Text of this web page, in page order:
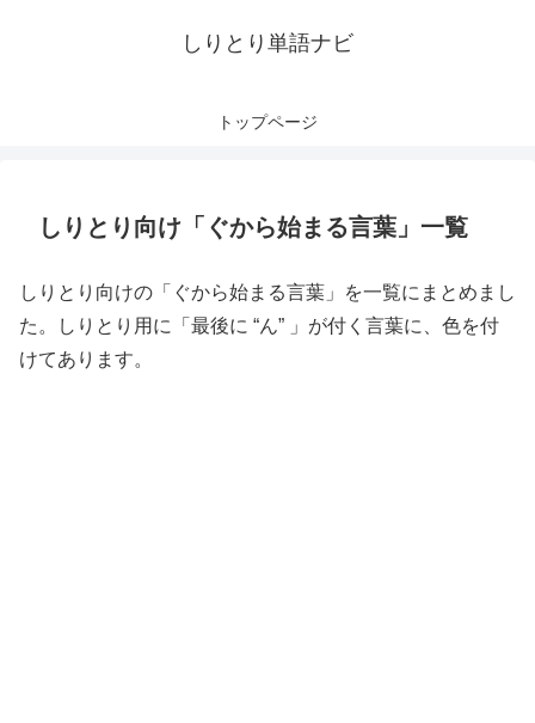
しりとり単語ナビ
トップページ
しりとり向け「ぐから始まる言葉」一覧
しりとり向けの「ぐから始まる言葉」を一覧にまとめまし
た。しりとり用に「最後に “ん” 」が付く言葉に、色を付
けてあります。